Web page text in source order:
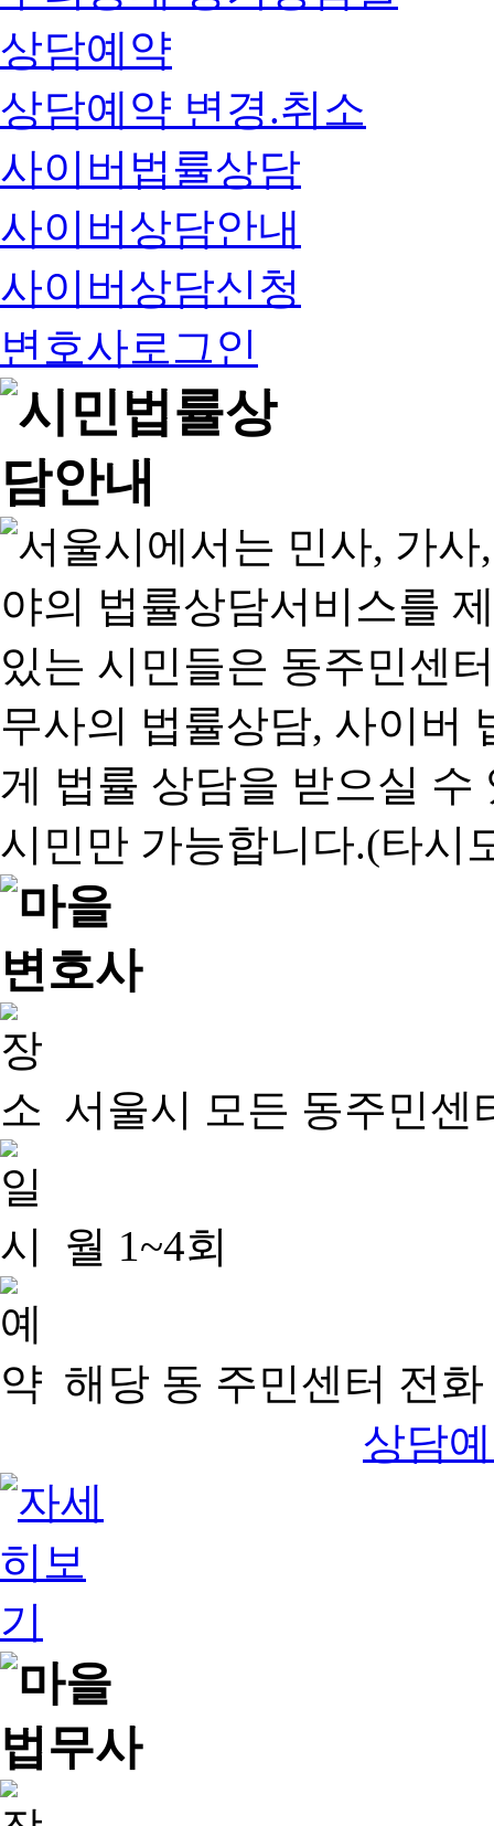
상담예약
상담예약 변경.취소
사이버법률상담
사이버상담안내
사이버상담신청
변호사로그인
서울시 모든 동주민센
월 1~4회
해당 동 주민센터 전
상담